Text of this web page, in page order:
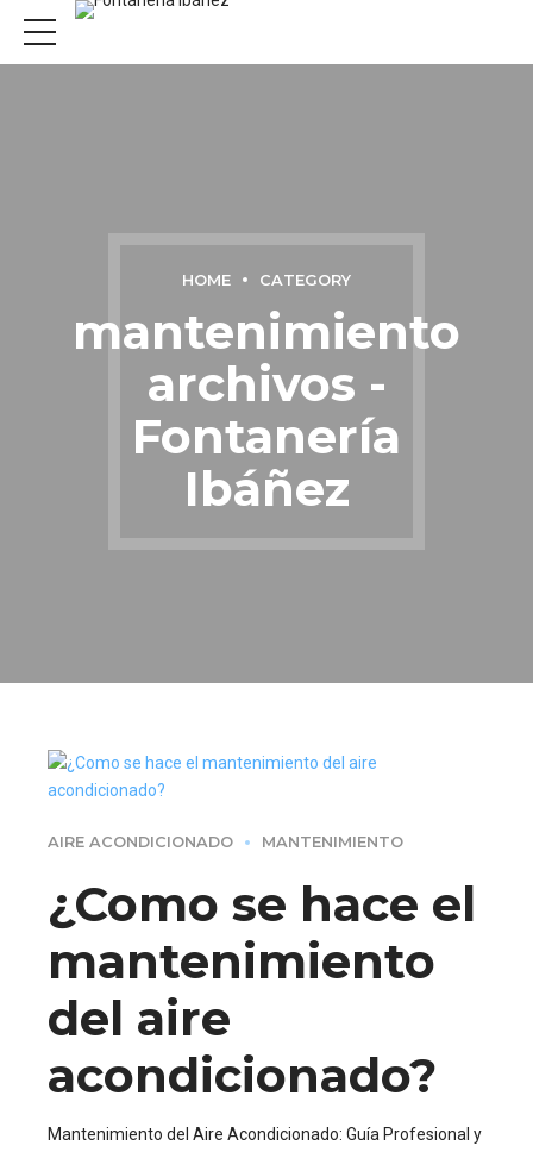
HOME CATEGORY
mantenimiento
archivos -
Fontanería
Ibáñez
AIRE ACONDICIONADO MANTENIMIENTO
¿Como se hace el
mantenimiento
del aire
acondicionado?
Mantenimiento del Aire Acondicionado: Guía Profesional y